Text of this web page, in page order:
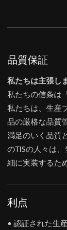
品質保証
私たちは主張し
私たちの信条は
私たちは、生産
品の厳格な品質
満足のいく品質
のTISの人々は
細に実装するた
利点
• 認証された生